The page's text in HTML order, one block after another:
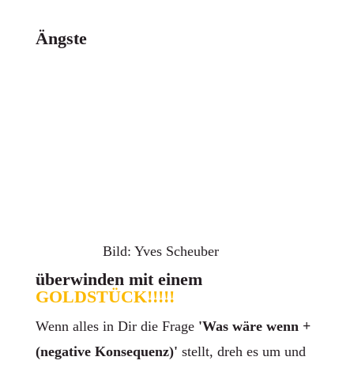
Bild: Yves Scheuber
Ängste
überwinden mit einem
GOLDSTÜCK!!!!!
Wenn alles in Dir die Frage'Was wäre wenn +
(negative Konsequenz)' stellt, dreh es um und